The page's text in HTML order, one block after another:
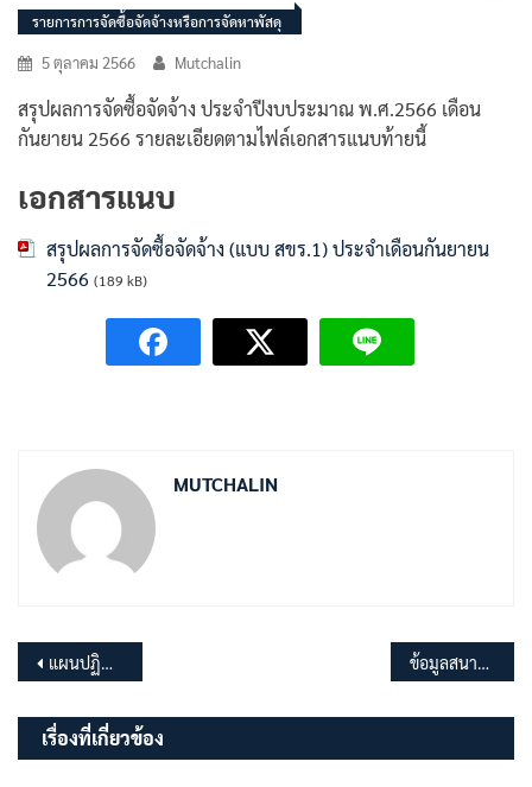
รายการการจัดซื้อจัดจ้างหรือการจัดหาพัสดุ
5 ตุลาคม 2566 Mutchalin
สรุปผลการจัดซื้อจัดจ้าง ประจำปีงบประมาณ พ.ศ.2566 เดือน
กันยายน 2566 รายละเอียดตามไฟล์เอกสารแนบท้ายนี้
เอกสารแนบ
สรุปผลการจัดซื้อจัดจ้าง (แบบ สขร.1) ประจำเดือนกันยายน
2566 (189 kB)
MUTCHALIN
แนะแนว
เรื่อง
แผนปฏิบัติการป้องกันการทุจริต ประจำปี พ.ศ.2567 ข้อมูลสนามกีฬาของ อบต.มุจลินท์
เรื่องที่เกี่ยวข้อง